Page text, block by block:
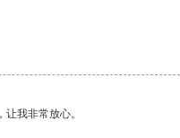
我非常放心。